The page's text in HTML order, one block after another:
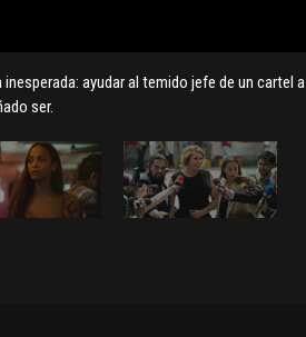
ayudar al temido jefe de un cartel a
ser.